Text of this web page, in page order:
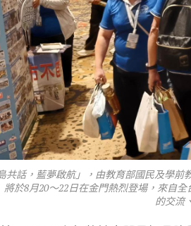
島共話，藍夢啟航」，由教育部國民及學
將於8月20～22日在金門熱烈登場，來自
的交流